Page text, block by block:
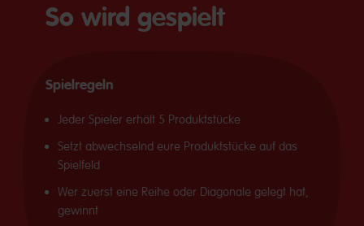
So wird gespielt
Spielregeln
Jeder Spieler erhält 5 Produktstücke
Setzt abwechselnd eure Produktstücke auf das
Spielfeld
Wer zuerst eine Reihe oder Diagonale gelegt hat,
gewinnt